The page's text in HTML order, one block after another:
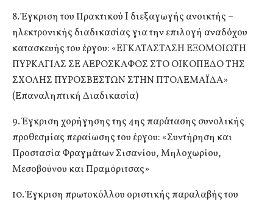
8. Έγκριση του Πρακτικού I διεξαγωγής ανοικτής –
ηλεκτρονικής διαδικασίας για την επιλογή αναδόχου
κατασκευής του έργου: «ΕΓΚΑΤΑΣΤΑΣΗ ΕΞΟΜΟΙΩΤΗ
ΠΥΡΚΑΓΙΑΣ ΣΕ ΑΕΡΟΣΚΑΦΟΣ ΣΤΟ ΟΙΚΟΠΕΔΟ ΤΗΣ
ΣΧΟΛΗΣ ΠΥΡΟΣΒΕΣΤΩΝ ΣΤΗΝ ΠΤΟΛΕΜΑΪΔΑ»
(Επαναληπτική Διαδικασία)
9. Έγκριση χορήγησης της 4ης παράτασης συνολικής
προθεσμίας περαίωσης του έργου: «Συντήρηση και
Προστασία Φραγμάτων Σισανίου, Μηλοχωρίου,
Μεσοβούνου και Πραμόριτσας»
10. Έγκριση πρωτοκόλλου οριστικής παραλαβής του